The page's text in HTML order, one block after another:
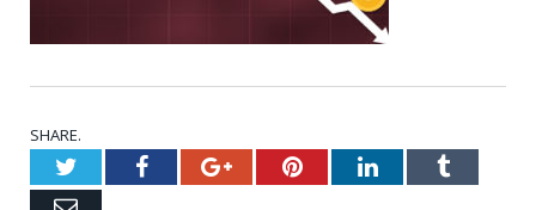
SHARE.
TwitterFacebookGoogle+PinterestLinkedInTumblr